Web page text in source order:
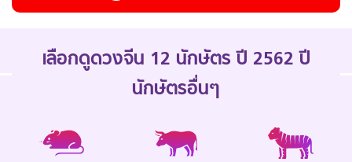
เลือกดูดวงจีน 12 นักษัตร ปี 2562 ปี
นักษัตรอื่นๆ